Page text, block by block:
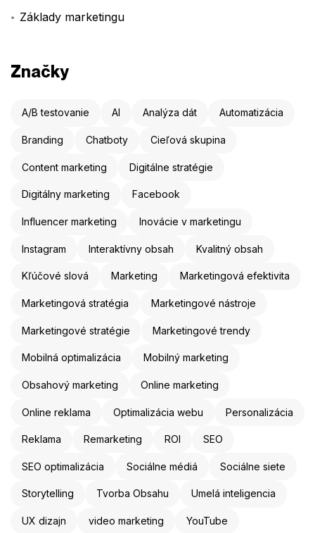
Základy marketingu
Značky
A/B testovanie AI Analýza dát Automatizácia
Branding Chatboty Cieľová skupina
Content marketing Digitálne stratégie
Digitálny marketing Facebook
Influencer marketing Inovácie v marketingu
Instagram Interaktívny obsah Kvalitný obsah
Kľúčové slová Marketing Marketingová efektivita
Marketingová stratégia Marketingové nástroje
Marketingové stratégie Marketingové trendy
Mobilná optimalizácia Mobilný marketing
Obsahový marketing Online marketing
Online reklama Optimalizácia webu Personalizácia
Reklama Remarketing ROI SEO
SEO optimalizácia Sociálne médiá Sociálne siete
Storytelling Tvorba Obsahu Umelá inteligencia
UX dizajn video marketing YouTube